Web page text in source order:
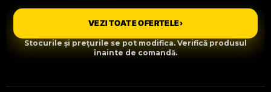
VEZI TOATE OFERTELE›
Stocurile și prețurile se pot modifica. Verifică produsul
înainte de comandă.